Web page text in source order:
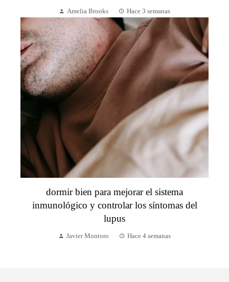
Amelia Brooks Hace 3 semanas
dormir bien para mejorar el sistema
inmunológico y controlar los síntomas del
lupus
Javier Montoro Hace 4 semanas